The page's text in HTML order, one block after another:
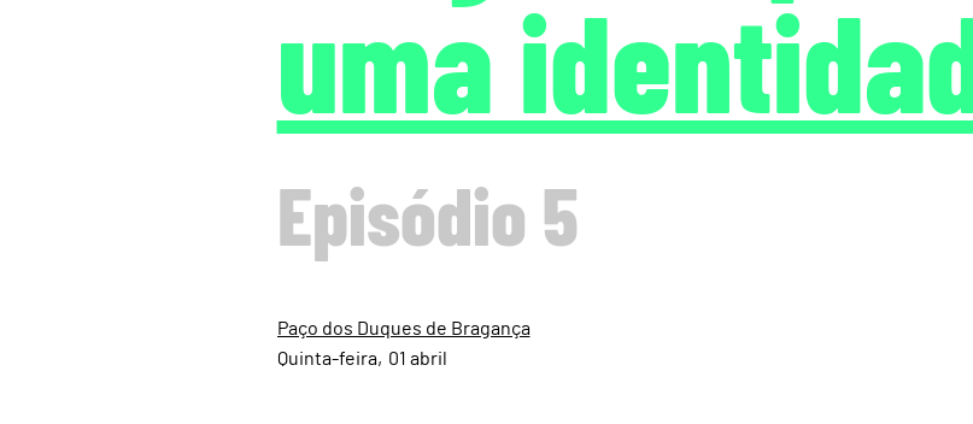
uma
Episódio 5
Paço dos Duques de Bragança
01 abril
Quinta